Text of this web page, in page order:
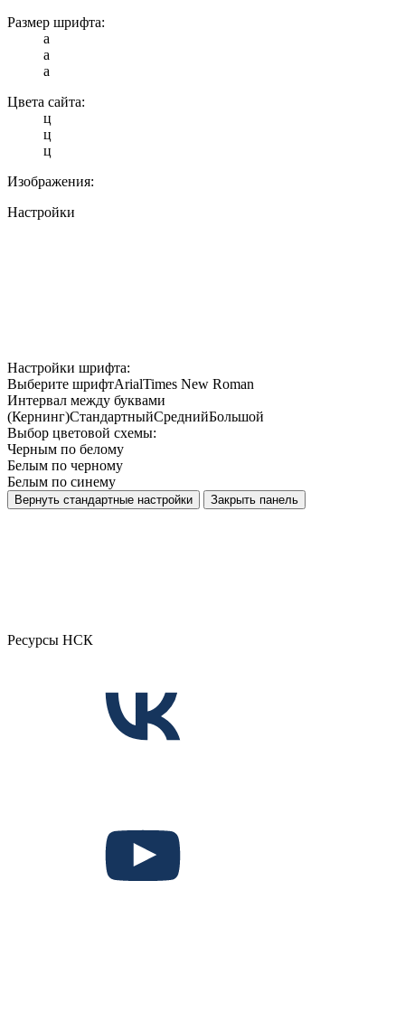
Размер шрифта:
a
a
a
Цвета сайта:
ц
ц
ц
Изображения:
Настройки
Настройки шрифта:
Выберите шрифтArialTimes New Roman
Интервал между буквами
(Кернинг)СтандартныйСреднийБольшой
Выбор цветовой схемы:
Черным по белому
Белым по черному
Белым по синему
Вернуть стандартные настройки Закрыть панель
Ресурсы НСК